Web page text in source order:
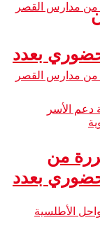
بعدد
بعدد
من